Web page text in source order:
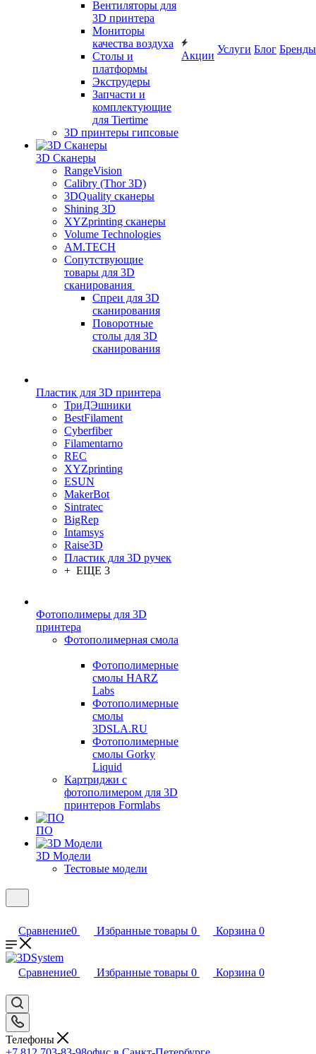
Вентиляторы для
3D принтера
Мониторы
качества воздуха
Столы и
платформы
Экструдеры
Запчасти и
комплектующие
для Tiertime
3D принтеры гипсовые
3D Сканеры
RangeVision
Calibry (Thor 3D)
3DQuality сканеры
Shining 3D
XYZprinting сканеры
Volume Technologies
AM.TECH
Сопутствующие
товары для 3D
сканирования
Спреи для 3D
сканирования
Поворотные
столы для 3D
сканирования
Пластик для 3D принтера
ТриДЭшники
BestFilament
Cyberfiber
Filamentarno
REC
XYZprinting
ESUN
MakerBot
Sintratec
BigRep
Intamsys
Raise3D
Пластик для 3D ручек
+ ЕЩЕ 3
Фотополимеры для 3D
принтера
Фотополимерная смола
Фотополимерные
смолы HARZ
Labs
Фотополимерные
смолы
3DSLA.RU
Фотополимерные
смолы Gorky
Liquid
Картриджи с
фотополимером для 3D
принтеров Formlabs
ПО
3D Модели
Тестовые модели
Акции
Услуги Блог Бренды
Сравнение0 Избранные товары 0 Корзина 0
Сравнение0 Избранные товары 0 Корзина 0
Телефоны